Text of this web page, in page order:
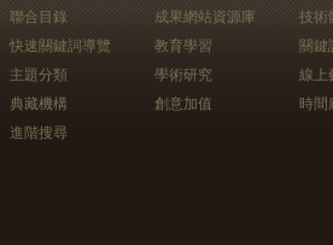
聯合目錄
快速關鍵詞導覽
主題分類
典藏機構
進階搜尋
成果網站資源庫
教育學習
學術研究
創意加值
技術
關鍵
線上
時間